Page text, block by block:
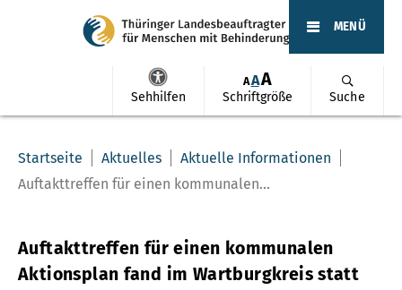
Sehhilfen
AAA
Schriftgröße Suche
MENÜ
Startseite Aktuelles
Aktuelle Informationen
Auftakttreffen für einen kommunalen...
Auftakttreffen für einen kommunalen
Aktionsplan fand im Wartburgkreis statt